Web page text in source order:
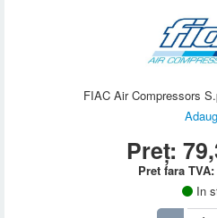
FIAC Air Compressors
Preț:
Pret fara TVA:
In